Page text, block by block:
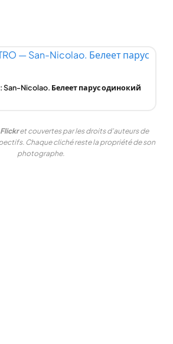
: San-Nicolao. Белеет парус одинокий
Flickret couvertes par les droits d'auteurs de
Chaque cliché reste la propriété de son
photographe.